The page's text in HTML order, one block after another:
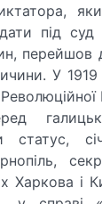
під суд
перейшов
У
статус,
Харкова і